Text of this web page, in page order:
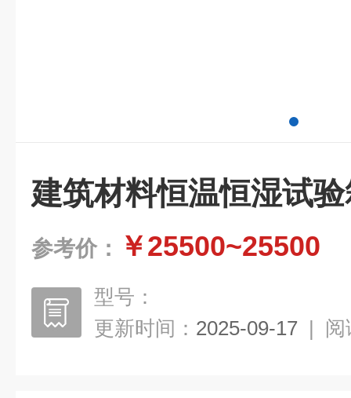
建筑材料恒温恒湿试
参考价： ￥25500~25500
型号：
更新时间： 2025-09-17 | 阅